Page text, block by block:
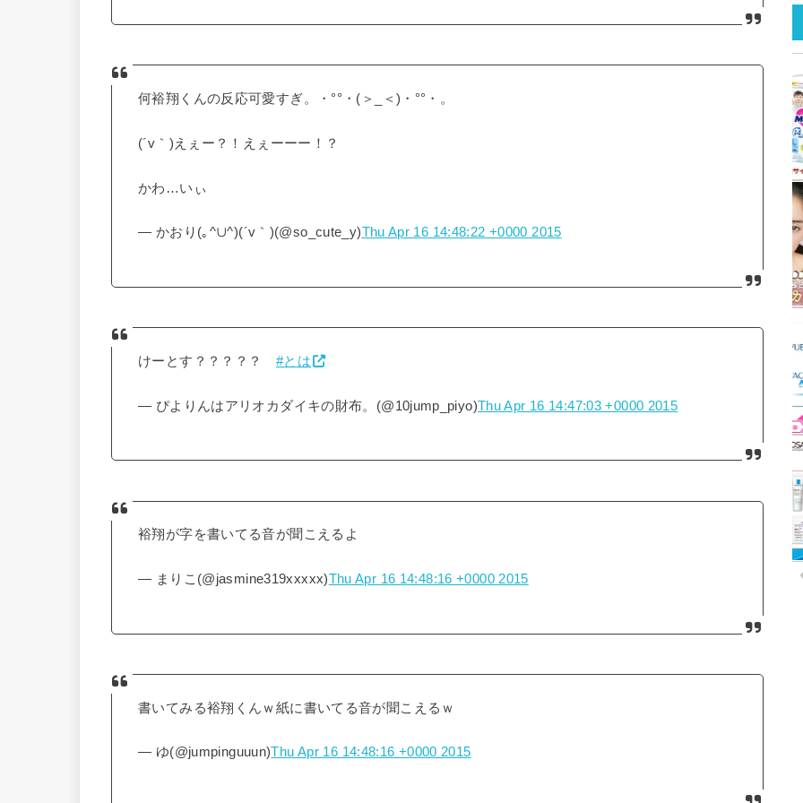
何裕翔くんの反応可愛すぎ。・°°・(＞_＜)・°°・。
(´v｀)えぇー？！えぇーーー！？
かわ…いぃ
— かおり(｡^∪^)(´v｀)(@so_cute_y)Thu Apr 16 14:48:22 +0000 2015
けーとす？？？？？ #とは
— ぴよりんはアリオカダイキの財布。(@10jump_piyo)Thu Apr 16 14:47:03 +0000 2015
裕翔が字を書いてる音が聞こえるよ
— まりこ(@jasmine319xxxxx)Thu Apr 16 14:48:16 +0000 2015
書いてみる裕翔くんｗ紙に書いてる音が聞こえるｗ
— ゆ(@jumpinguuun)Thu Apr 16 14:48:16 +0000 2015